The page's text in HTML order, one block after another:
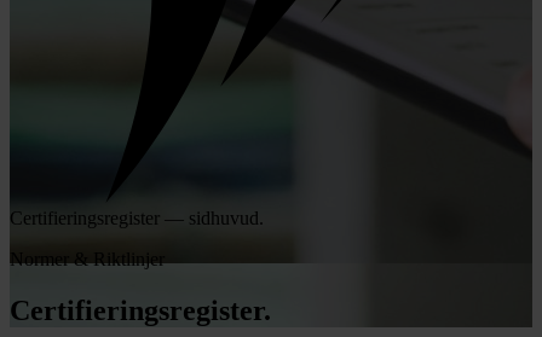
Certifieringsregister — sidhuvud.
Normer & Riktlinjer
Certifieringsregister.